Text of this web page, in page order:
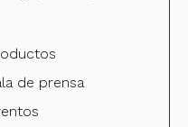
de prensa